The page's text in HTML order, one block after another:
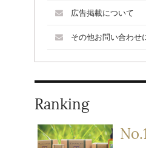
広告掲載について
その他お問い合わせ
Ranking